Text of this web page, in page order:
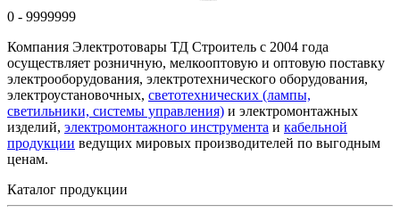
0 - 9999999
Компания Электротовары ТД Строитель с 2004 года
осуществляет розничную, мелкооптовую и оптовую поставку
электрооборудования, электротехнического оборудования,
электроустановочных, светотехнических (лампы,
светильники, системы управления) и электромонтажных
изделий, электромонтажного инструмента и кабельной
продукции ведущих мировых производителей по выгодным
ценам.
Каталог продукции